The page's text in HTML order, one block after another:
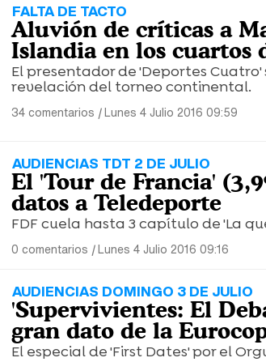
FALTA DE TACTO
Aluvión de críticas a
Islandia en los cuartos
El presentador de 'Deportes
revelación del torneo continental.
34 comentarios |Lunes 4 Julio 2016 09:59
AUDIENCIAS TDT 2 DE JULIO
El 'Tour de Francia'
datos a Teledeporte
FDF cuela hasta 3 capítulo de 'La
0 comentarios |Lunes 4 Julio 2016 09:16
AUDIENCIAS DOMINGO 3 DE JULIO
'Supervivientes: El
gran dato de la
El especial de 'First Dates' por el